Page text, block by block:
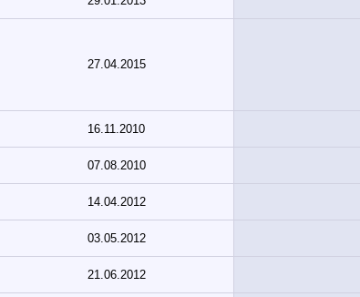
27.04.2015
16.11.2010
07.08.2010
14.04.2012
03.05.2012
21.06.2012